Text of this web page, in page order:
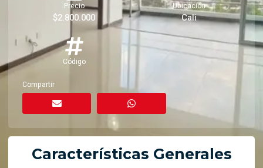
Precio
$2.800.000
Ubicación
Cali
Código
Compartir
Características Generales